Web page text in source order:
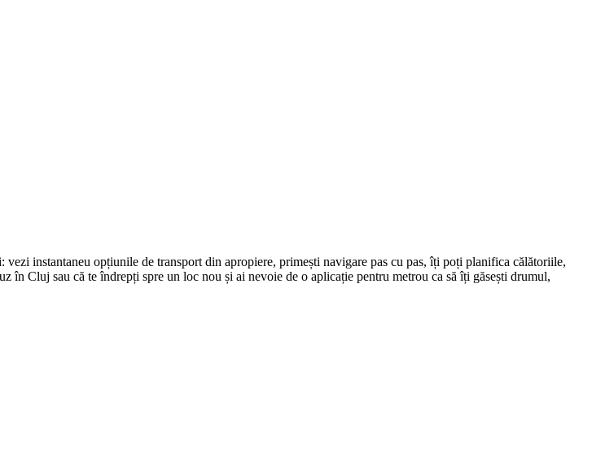
instantaneu opțiunile de transport din apropiere, primești navigare pas cu pas, îți poți planifica călătoriile,
în Cluj sau că te îndrepți spre un loc nou și ai nevoie de o aplicație pentru metrou ca să îți găsești drumul,